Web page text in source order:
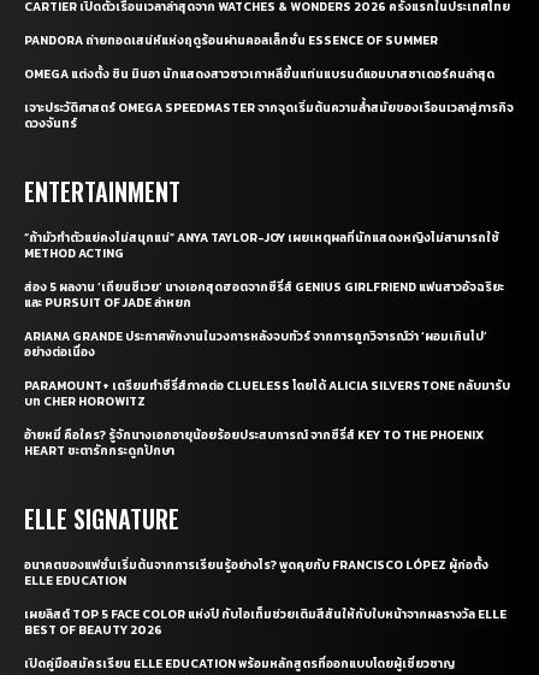
CARTIER เปิดตัวเรือนเวลาล่าสุดจาก WATCHES & WONDERS 2026 ครั้งแรกในประเทศไทย
PANDORA ถ่ายทอดเสน่ห์แห่งฤดูร้อนผ่านคอลเล็กชั่น ESSENCE OF SUMMER
OMEGA แต่งตั้ง ชิน มินอา นักแสดงสาวชาวเกาหลีขึ้นแท่นแบรนด์แอมบาสซาเดอร์คนล่าสุด
เจาะประวัติศาสตร์ OMEGA SPEEDMASTER จากจุดเริ่มต้นความล้ำสมัยของเรือนเวลาสู่ภารกิจ
ดวงจันทร์
ENTERTAINMENT
“ถ้ามัวทำตัวแย่คงไม่สนุกแน่” ANYA TAYLOR-JOY เผยเหตุผลที่นักแสดงหญิงไม่สามารถใช้
METHOD ACTING
ส่อง 5 ผลงาน ‘เถียนซีเวย’ นางเอกสุดฮอตจากซีรี่ส์ GENIUS GIRLFRIEND แฟนสาวอัจฉริยะ
และ PURSUIT OF JADE ล่าหยก
ARIANA GRANDE ประกาศพักงานในวงการหลังจบทัวร์ จากการถูกวิจารณ์ว่า ‘ผอมเกินไป’
อย่างต่อเนื่อง
PARAMOUNT+ เตรียมทำซีรี่ส์ภาคต่อ CLUELESS โดยได้ ALICIA SILVERSTONE กลับมารับ
บท CHER HOROWITZ
อ้ายหมี่ คือใคร? รู้จักนางเอกอายุน้อยร้อยประสบการณ์ จากซีรี่ส์ KEY TO THE PHOENIX
HEART ชะตารักกระดูกปักษา
ELLE SIGNATURE
อนาคตของแฟชั่นเริ่มต้นจากการเรียนรู้อย่างไร? พูดคุยกับ FRANCISCO LÓPEZ ผู้ก่อตั้ง
ELLE EDUCATION
เผยลิสต์ TOP 5 FACE COLOR แห่งปี กับไอเท็มช่วยเติมสีสันให้กับใบหน้าจากผลรางวัล ELLE
BEST OF BEAUTY 2026
เปิดคู่มือสมัครเรียน ELLE EDUCATION พร้อมหลักสูตรที่ออกแบบโดยผู้เชี่ยวชาญ